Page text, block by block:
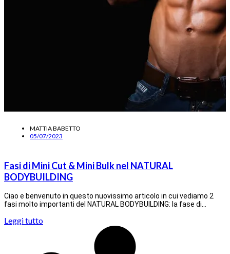
MATTIA BABETTO
05/07/2023
Fasi di Mini Cut & Mini Bulk nel NATURAL
BODYBUILDING
Ciao e benvenuto in questo nuovissimo articolo in cui vediamo 2
fasi molto importanti del NATURAL BODYBUILDING: la fase di…
Leggi tutto